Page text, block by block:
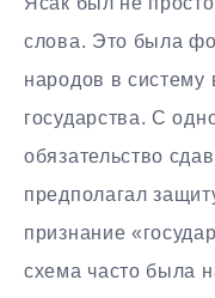
слова. Это была
народов в систему
государства. С
обязательство
предполагал
признание
схема часто была